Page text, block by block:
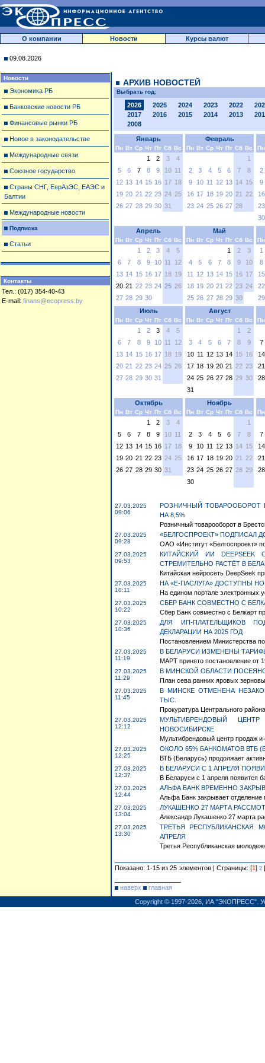
О компании Новости Курсы валют
09.08.2026
Новости
Экономика РБ
Банковские новости РБ
Финансовые рынки РБ
Новое в законодательстве
Международные связи
Союзное государство
Страны СНГ, ЕврАзЭС, ЕАЭС и
Балтии
Международные новости
Подписка
Статьи
Контакты
Тел.: (017) 354-40-43
E-mail: finans@ecopress.by
АРХИВ НОВОСТЕЙ
Выбрать год:
2026 2025 2024 2023 2022
2017
2016 2015 2014 2013
2008
Январь
Пн Вт Ср Чт Пт Сб Вс
1 2 3
4
5
6 7 8 9 10 11
12 13 14 15 16 17 18
19 20 21 22 23 24 25
26 27 28 29 30 31
Февраль
Пн Вт Ср Чт Пт Сб Вс
1
2
3 4 5 6 7
8
9
10 11 12 13 14 15
16 17 18 19 20 21 22
23 24 25 26 27 28
Пн
2
9
16
23
30
Апрель
Пн Вт Ср Чт Пт Сб Вс
1 2 3 4
5
6
7 8 9 10 11
12
13 14 15 16 17 18 19
20 21 22 23 24 25 26
27 28 29 30
Май
Пн Вт Ср Чт Пт Сб Вс
1 2
3
4
5 6 7 8 9
10
11
12 13 14 15 16 17
18 19 20 21 22 23 24
25 26 27 28 29 30
Пн
1
8
15
22
29
Июль
Пн Вт Ср Чт Пт Сб Вс
1 2 3 4
5
6
7 8 9 10 11
12
13 14 15 16 17 18 19
20 21 22 23 24 25 26
27 28 29 30 31
Август
Пн Вт Ср Чт Пт Сб Вс
1
2
3
4 5 6 7 8
9
10 11 12 13 14 15 16
17 18 19 20 21 22 23
24 25 26 27 28 29 30
31
Пн
7
14
21
28
Октябрь
Пн Вт Ср Чт Пт Сб Вс
1 2 3
4
5
6 7 8 9 10 11
12 13 14 15 16 17 18
19 20 21 22 23 24 25
26 27 28 29 30 31
Ноябрь
Пн Вт Ср Чт Пт Сб Вс
1
2
3 4 5 6 7
8
9
10 11 12 13 14 15
16 17 18 19 20 21 22
23 24 25 26 27 28 29
30
Пн
7
14
21
28
27.03.2025
09:06
РОЗНИЧНЫЙ ТОВАРООБОРОТ
НА 8,5%
Розничный товарооборот в
27.03.2025
09:28
«БЕЛГОСПРОЕКТ» ПОДПИСАЛ
ОАО «Институт «Белгоспроект»
27.03.2025
09:53
КИТАЙСКИЙ ИИ
СТРЕМИТЕЛЬНО РАСТЁТ В
Китайская нейросеть DeepSeek
27.03.2025
10:11
НА «Е-ПАСЛУГА» ДОСТУПНЫ
На едином портале электронных
27.03.2025
10:22
СБЕР БАНК СОВМЕСТНО С
Сбер Банк совместно с Белкарт
27.03.2025
10:36
ДЛЯ ИП-ПЛАТЕЛЬЩИКОВ
ДЕКЛАРАЦИИ НА 2025 ГОД
Постановлением Министерства
27.03.2025
11:19
В БЕЛАРУСИ ИЗМЕНЕНЫ
МАРТ принято постановление от
27.03.2025
11:29
В МИНСКОЙ ОБЛАСТИ
План сева ранних яровых
27.03.2025
11:45
В МИНСКЕ ОТМЕНЕНА
ТЫС.
Прокуратура Центрального
27.03.2025
12:12
МУЛЬТИБРЕНДОВЫЙ
НОВОСИБИРСКЕ
Мультибрендовый центр продаж и
27.03.2025
12:25
ОКОЛО 65% БАНКОМАТОВ ВТБ
ВТБ (Беларусь) продолжает
27.03.2025
12:37
В БЕЛАРУСИ С 1 АПРЕЛЯ
В Беларуси с 1 апреля появится
27.03.2025
12:44
АЛЬФА БАНК ВРЕМЕННО
Альфа Банк закрывает отделение
27.03.2025
13:04
ЛУКАШЕНКО 27 МАРТА
Александр Лукашенко 27 марта
27.03.2025
13:30
ТРЕТЬЯ РЕСПУБЛИКАНСКАЯ
АПРЕЛЯ
Третья Республиканская
Показано: 1-15 из 25 элементов | Страницы: [1] 2 |
наверх
главная
Copyright © 1997-2026, ИА "ЭКОПРЕСС".